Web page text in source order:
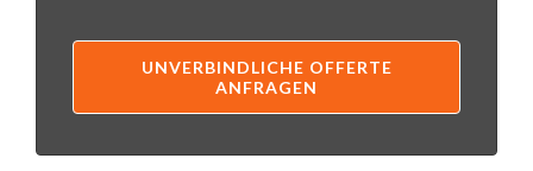
UNVERBINDLICHE OFFERTE
ANFRAGEN